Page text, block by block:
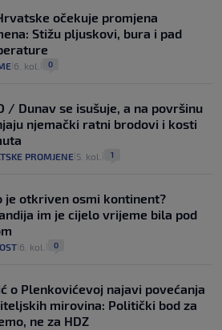
očekuje promjena
Stižu pljuskovi, bura i pad
6. kol. 0
/ Dunav se isušuje, a na površinu
njemački ratni brodovi i kosti
PROMJENE 5. kol. 1
je otkriven osmi kontinent?
im je cijelo vrijeme bila pod
6. kol. 0
o Plenkovićevoj najavi povećanja
mirovina: Politički bod za
ne za HDZ